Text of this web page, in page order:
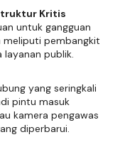
Kritis
untuk gangguan
pembangkit
layanan publik.
yang seringkali
pintu masuk
kamera pengawas
diperbarui.